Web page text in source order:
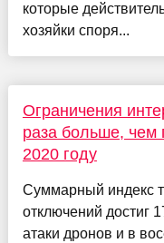
которые
хозяйки споря...
Ограничения
раза больше, чем
2020 году
Суммарный индекс
отключений достиг
атаки дронов и в